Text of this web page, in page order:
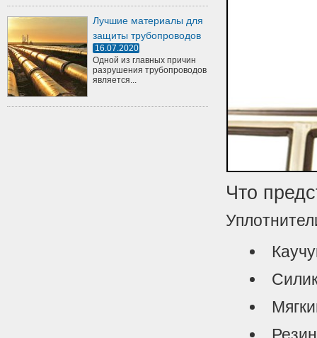
Лучшие материалы для
защиты трубопроводов
16.07.2020
Одной из главных причин
разрушения трубопроводов
является...
Что